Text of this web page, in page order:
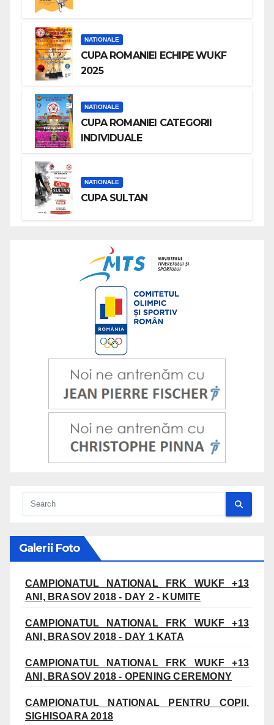
NATIONALE
CUPA ROMANIEI ECHIPE WUKF
2025
NATIONALE
CUPA ROMANIEI CATEGORII
INDIVIDUALE
NATIONALE
CUPA SULTAN
Galerii Foto
CAMPIONATUL NATIONAL FRK WUKF +13
ANI, BRASOV 2018 - DAY 2 - KUMITE
CAMPIONATUL NATIONAL FRK WUKF +13
ANI, BRASOV 2018 - DAY 1 KATA
CAMPIONATUL NATIONAL FRK WUKF +13
ANI, BRASOV 2018 - OPENING CEREMONY
CAMPIONATUL NATIONAL PENTRU COPII,
SIGHISOARA 2018